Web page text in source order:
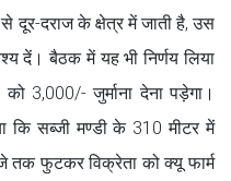
दूर-दराज के क्षेत्र में जाती है, उस
दें। बैठक में यह भी निर्णय लिया
3,000/- जुर्माना देना पड़ेगा।
कि सब्जी मण्डी के 310 मीटर में
तक फुटकर विक्रेता को क्यू फार्म